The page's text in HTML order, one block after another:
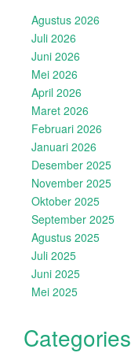
Agustus 2026
Juli 2026
Juni 2026
Mei 2026
April 2026
Maret 2026
Februari 2026
Januari 2026
Desember 2025
November 2025
Oktober 2025
September 2025
Agustus 2025
Juli 2025
Juni 2025
Mei 2025
Categories